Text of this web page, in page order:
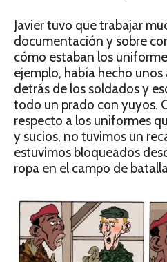
Javier tuvo que trabajar
documentación y sobre
cómo estaban los
ejemplo, había hecho
detrás de los soldados y
todo un prado con yuyos.
respecto a los uniformes
y sucios, no tuvimos un
estuvimos bloqueados
ropa en el campo de